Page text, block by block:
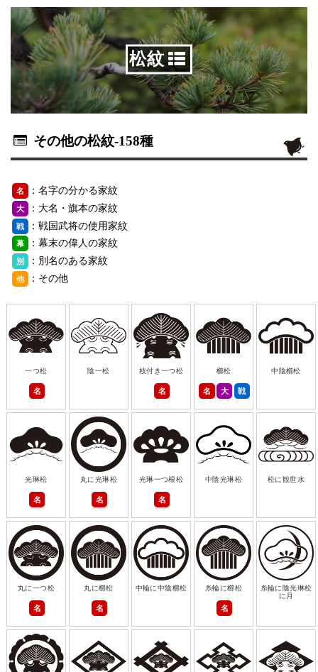
松紋
その他の松紋-158種
名 ：名字の分かる家紋
大 ：大名・旗本の家紋
戦 ：戦国武将の使用家紋
幕 ：幕末の偉人の家紋
別 ：別名のある家紋
他 ：その他
一つ松
名
陰一松 枝付き一つ松
名
櫛松
名 大 戦
中陰櫛松
光琳松
名
丸に光琳松
名
光琳一つ根松
名
中陰光琳松 松に観世水
丸に一つ松
名
丸に櫛松
名
中輪に中陰櫛松 糸輪に櫛松
名
糸輪に陰光琳松
に月